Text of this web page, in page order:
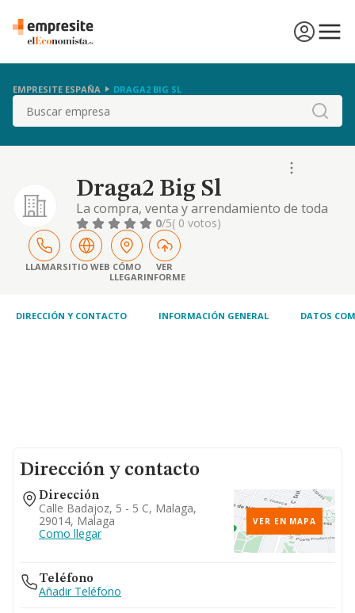
EMPRESITE ESPAÑA DRAGA2 BIG SL
Buscar
Draga2 Big Sl
La compra, venta y arrendamiento de toda
clase de fincas, tanto rusticas como urbanas.
la intermediacion en la compra, venta o
arrendamiento de terrenos; tanto rusticos
como urbanos, y de toda clase de inmuebles,
0/5( 0 votos)
LLAMARSITIO WEB CÓMO
LLEGAR
VER
INFORME
DIRECCIÓN Y CONTACTO INFORMACIÓN GENERAL DATOS
Dirección y contacto
Dirección
Calle Badajoz, 5 - 5 C, Malaga,
29014, Malaga
Como llegar
VER EN MAPA
Teléfono
Añadir Teléfono